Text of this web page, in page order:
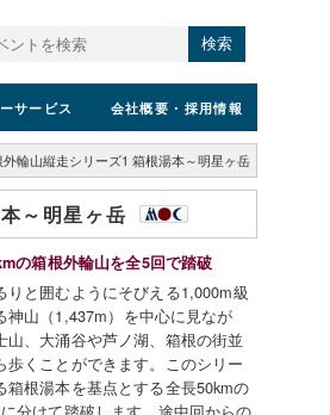
検索
サービス 会社概要 ・採用情報
輪山縦走シリーズ1 箱根湯本～明星ヶ岳
～明星ヶ岳
の箱根外輪山を全5回で踏破
と囲むようにそびえる1,000m級
山（1,437m）を中心に見なが
山、大涌谷や芦ノ湖、箱根の街並
くことができます。このシリー
根湯本を基点とする全長50kmの